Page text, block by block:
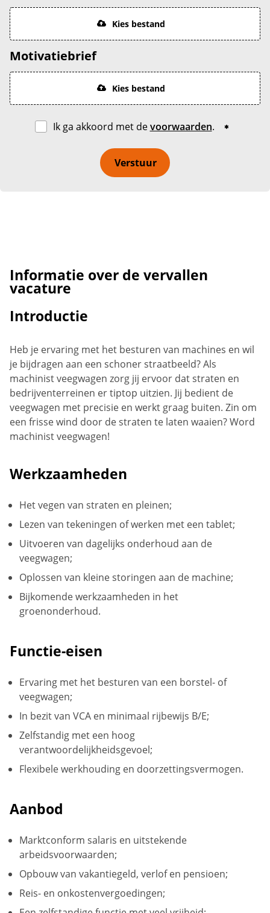
Kies bestand
Motivatiebrief
Kies bestand
Ik ga akkoord met devoorwaarden.
Verstuur
Informatie over de vervallen
vacature
Introductie
Heb je ervaring met het besturen van machines en wil
je bijdragen aan een schoner straatbeeld? Als
machinist veegwagen zorg jij ervoor dat straten en
bedrijventerreinen er tiptop uitzien. Jij bedient de
veegwagen met precisie en werkt graag buiten. Zin om
een frisse wind door de straten te laten waaien? Word
machinist veegwagen!
Werkzaamheden
Het vegen van straten en pleinen;
Lezen van tekeningen of werken met een tablet;
Uitvoeren van dagelijks onderhoud aan de
veegwagen;
Oplossen van kleine storingen aan de machine;
Bijkomende werkzaamheden in het
groenonderhoud.
Functie-eisen
Ervaring met het besturen van een borstel- of
veegwagen;
In bezit van VCA en minimaal rijbewijs B/E;
Zelfstandig met een hoog
verantwoordelijkheidsgevoel;
Flexibele werkhouding en doorzettingsvermogen.
Aanbod
Marktconform salaris en uitstekende
arbeidsvoorwaarden;
Opbouw van vakantiegeld, verlof en pensioen;
Reis- en onkostenvergoedingen;